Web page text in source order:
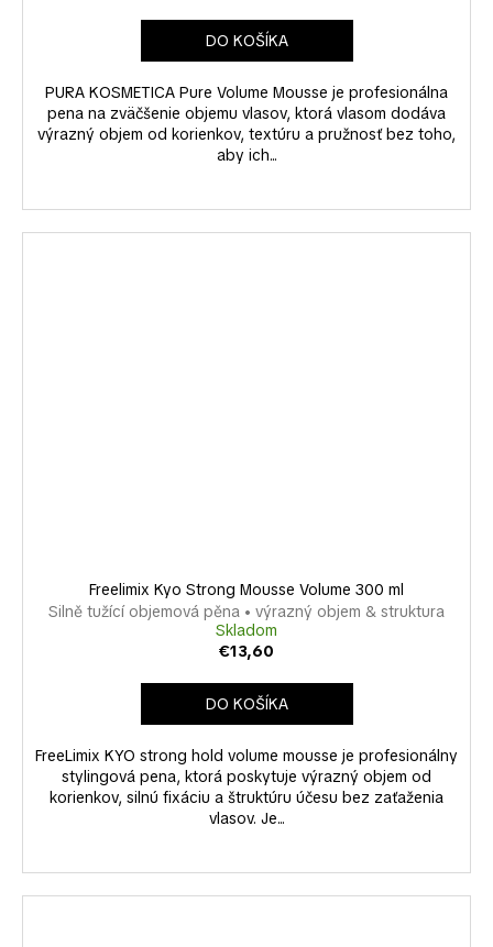
DO KOŠÍKA
PURA KOSMETICA Pure Volume Mousse je profesionálna
pena na zväčšenie objemu vlasov, ktorá vlasom dodáva
výrazný objem od korienkov, textúru a pružnosť bez toho,
aby ich...
Freelimix Kyo Strong Mousse Volume 300 ml
Silně tužící objemová pěna • výrazný objem & struktura
Skladom
€13,60
DO KOŠÍKA
FreeLimix KYO strong hold volume mousse je profesionálny
stylingová pena, ktorá poskytuje výrazný objem od
korienkov, silnú fixáciu a štruktúru účesu bez zaťaženia
vlasov. Je...